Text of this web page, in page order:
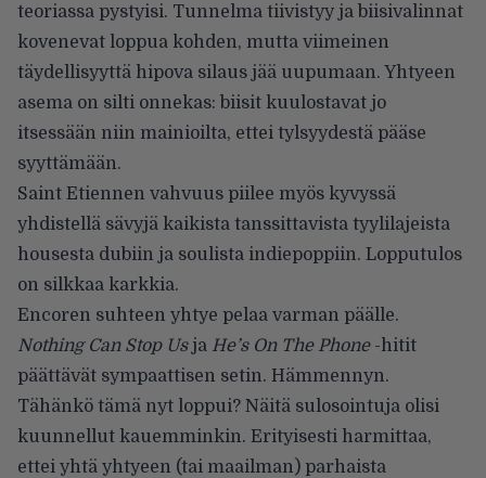
teoriassa pystyisi. Tunnelma tiivistyy ja biisivalinnat
kovenevat loppua kohden, mutta viimeinen
täydellisyyttä hipova silaus jää uupumaan. Yhtyeen
asema on silti onnekas: biisit kuulostavat jo
itsessään niin mainioilta, ettei tylsyydestä pääse
syyttämään.
Saint Etiennen vahvuus piilee myös kyvyssä
yhdistellä sävyjä kaikista tanssittavista tyylilajeista
housesta dubiin ja soulista indiepoppiin. Lopputulos
on silkkaa karkkia.
Encoren suhteen yhtye pelaa varman päälle.
Nothing Can Stop Usja He’s On The Phone-hitit
päättävät sympaattisen setin. Hämmennyn.
Tähänkö tämä nyt loppui? Näitä sulosointuja olisi
kuunnellut kauemminkin. Erityisesti harmittaa,
ettei yhtä yhtyeen (tai maailman) parhaista